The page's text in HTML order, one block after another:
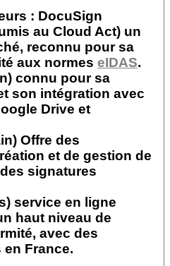
: DocuSign
au Cloud Act) un
reconnu pour sa
aux normes eIDAS.
connu pour sa
son intégration avec
Drive et
Offre des
et de gestion de
signatures
service en ligne
haut niveau de
avec des
France.